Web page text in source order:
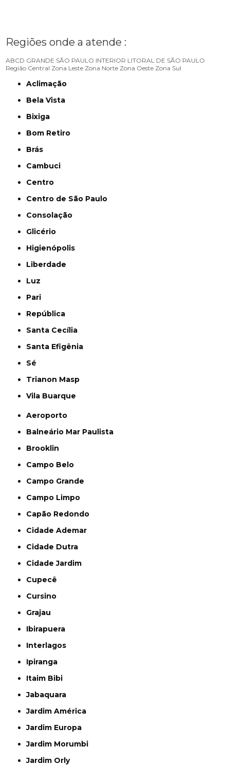
Regiões onde a atende :
ABCD GRANDE SÃO PAULO INTERIOR LITORAL DE SÃO PAULO
Região Central Zona Leste Zona Norte Zona Oeste Zona Sul
Aclimação
Bela Vista
Bixiga
Bom Retiro
Brás
Cambuci
Centro
Centro de São Paulo
Consolação
Glicério
Higienópolis
Liberdade
Luz
Pari
República
Santa Cecília
Santa Efigênia
Sé
Trianon Masp
Vila Buarque
Aeroporto
Balneário Mar Paulista
Brooklin
Campo Belo
Campo Grande
Campo Limpo
Capão Redondo
Cidade Ademar
Cidade Dutra
Cidade Jardim
Cupecê
Cursino
Grajau
Ibirapuera
Interlagos
Ipiranga
Itaim Bibi
Jabaquara
Jardim América
Jardim Europa
Jardim Morumbi
Jardim Orly